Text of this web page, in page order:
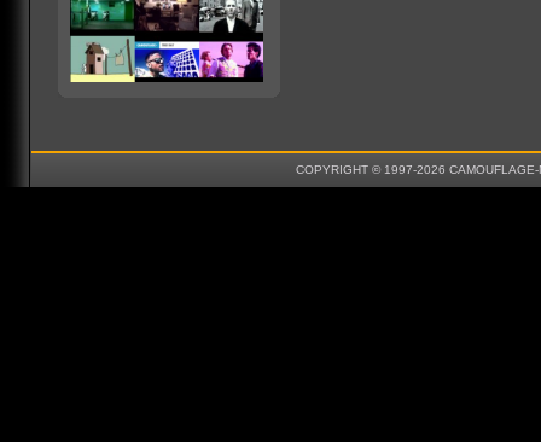
COPYRIGHT © 1997-2026 CAMOUFLAGE-